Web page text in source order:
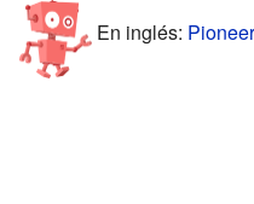
En inglés: